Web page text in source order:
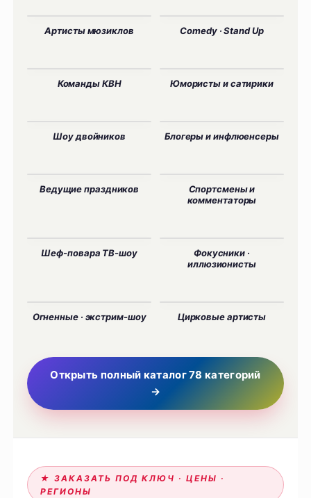
Артисты мюзиклов Comedy · Stand Up
Команды КВН Юмористы и сатирики
Шоу двойников Блогеры и инфлюенсеры
Ведущие праздников
Спортсмены и
комментаторы
Шеф-повара ТВ-шоу
Фокусники ·
иллюзионисты
Огненные · экстрим-шоу Цирковые артисты
Открыть полный каталог 78 категорий
→
★ ЗАКАЗАТЬ ПОД КЛЮЧ · ЦЕНЫ ·
РЕГИОНЫ